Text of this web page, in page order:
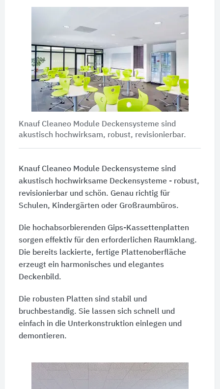
Knauf Cleaneo Module Deckensysteme sind
akustisch hochwirksam, robust, revisionierbar.
Knauf Cleaneo Module Deckensysteme sind
akustisch hochwirksame Deckensysteme - robust,
revisionierbar und schön. Genau richtig für
Schulen, Kindergärten oder Großraumbüros.
Die hochabsorbierenden Gips-Kassettenplatten
sorgen effektiv für den erforderlichen Raumklang.
Die bereits lackierte, fertige Plattenoberfläche
erzeugt ein harmonisches und elegantes
Deckenbild.
Die robusten Platten sind stabil und
bruchbestandig. Sie lassen sich schnell und
einfach in die Unterkonstruktion einlegen und
demontieren.